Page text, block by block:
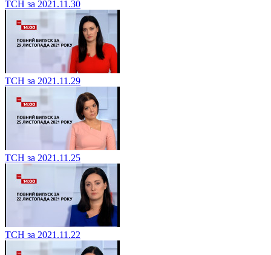
ТСН за 2021.11.30
ТСН за 2021.11.29
ТСН за 2021.11.25
ТСН за 2021.11.22